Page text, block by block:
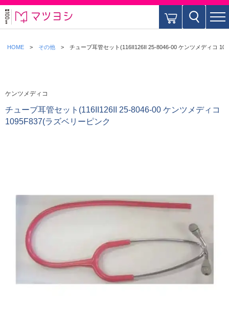
HOME その他 チューブ耳管セット(116II126II 25-8046-00 ケンツメディコ
ケンツメディコ
チューブ耳管セット(116II126II 25-8046-00 ケンツメディコ
1095F837(ラズベリーピンク